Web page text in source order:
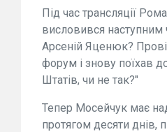
Під час трансляції
висловився
Арсеній Яценюк?
форум і знову поїхав
Штатів, чи не так?"
Тепер Мосейчук має
протягом десяти днів,